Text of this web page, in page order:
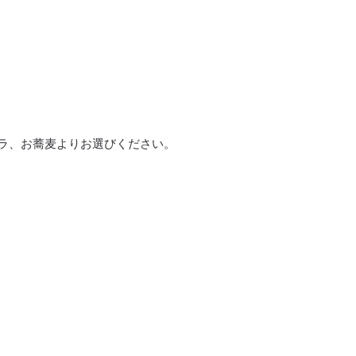
お蕎麦よりお選びください。